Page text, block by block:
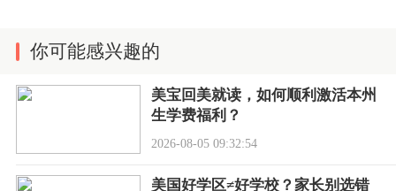
你可能感兴趣的
美宝回美就读，如何顺利激活本州
生学费福利？
2026-08-05 09:32:54
美国好学区≠好学校？家长别选错